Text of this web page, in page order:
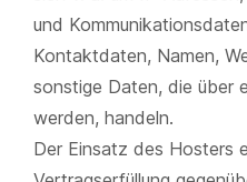
und
Kontaktdaten, Namen,
sonstige Daten, die über
werden, handeln.
Der Einsatz des Hosters